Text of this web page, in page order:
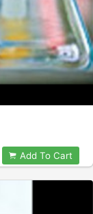
Add To Cart